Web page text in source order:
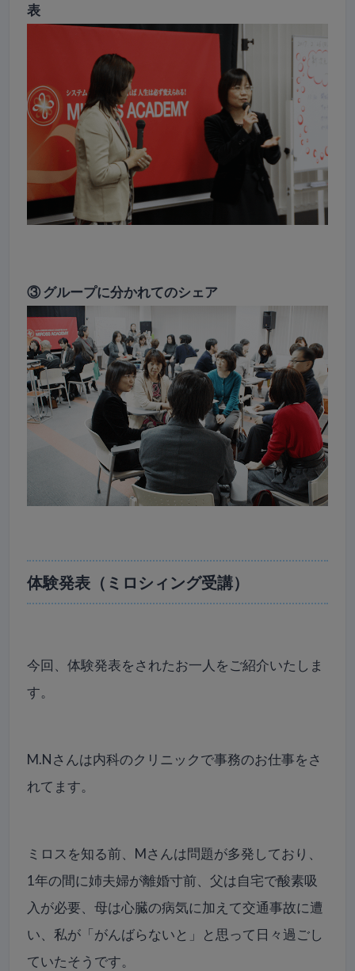
表
③ グループに分かれてのシェア
体験発表（ミロシィング受講）
今回、体験発表をされたお一人をご紹介いたしま
す。
M.Nさんは内科のクリニックで事務のお仕事をさ
れてます。
ミロスを知る前、Mさんは問題が多発しており、
1年の間に姉夫婦が離婚寸前、父は自宅で酸素吸
入が必要、母は心臓の病気に加えて交通事故に遭
い、私が「がんばらないと」と思って日々過ごし
ていたそうです。